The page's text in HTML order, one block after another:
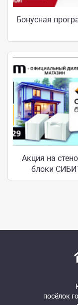
Бонусная
Акция на
блоки
посёлок